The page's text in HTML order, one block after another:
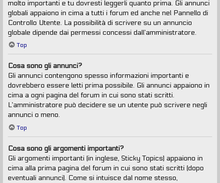
molto importanti e tu dovresti leggerli quanto prima. Gli annunci
globali appaiono in cima a tutti i forum ed anche nel Pannello di
Controllo Utente. La possibilità di scrivere su un annuncio
globale dipende dai permessi concessi dall’amministratore.
Top
Cosa sono gli annunci?
Gli annunci contengono spesso informazioni importanti e
dovrebbero essere letti prima possibile. Gli annunci appaiono in
cima a ogni pagina del forum in cui sono stati scritti.
L’amministratore può decidere se un utente può scrivere negli
annunci o meno.
Top
Cosa sono gli argomenti importanti?
Gli argomenti importanti (in inglese, Sticky Topics) appaiono in
cima alla prima pagina del forum in cui sono stati scritti (dopo
eventuali annunci). Come si intuisce dal nome stesso,